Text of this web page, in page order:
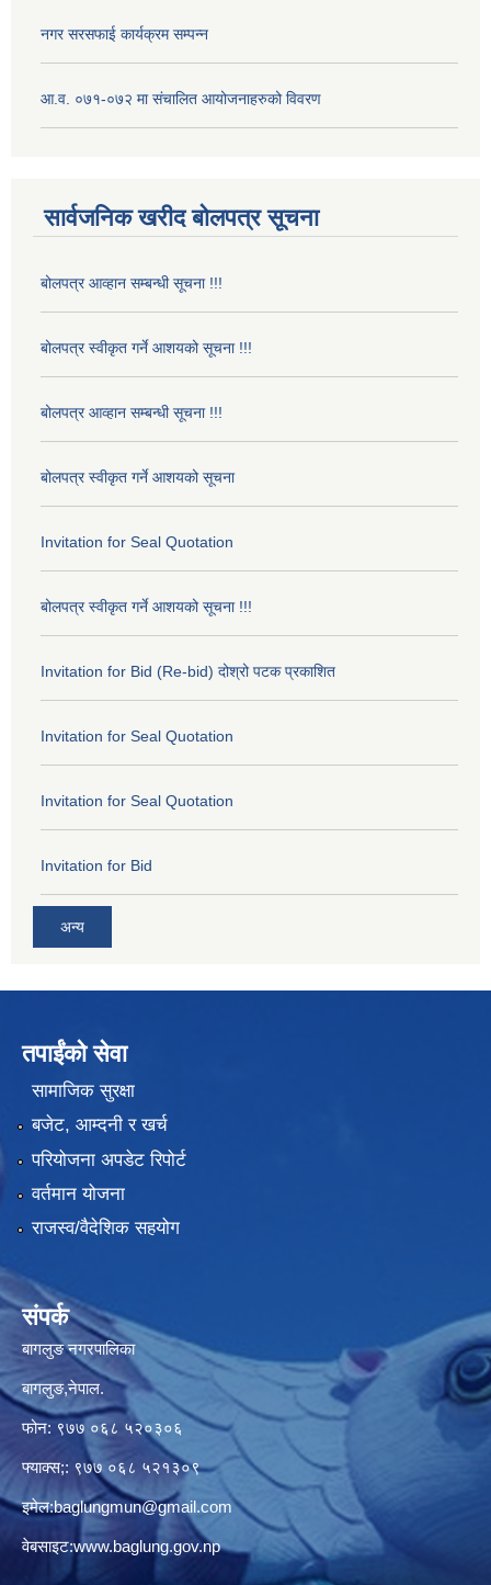
नगर सरसफाई कार्यक्रम सम्पन्न
आ.व. ०७१-०७२ मा संचालित आयोजनाहरुको विवरण
सार्वजनिक खरीद बोलपत्र सूचना
बोलपत्र आव्हान सम्बन्धी सूचना !!!
बोलपत्र स्वीकृत गर्ने आशयको सूचना !!!
बोलपत्र आव्हान सम्बन्धी सूचना !!!
बोलपत्र स्वीकृत गर्ने आशयको सूचना
Invitation for Seal Quotation
बोलपत्र स्वीकृत गर्ने आशयको सूचना !!!
Invitation for Bid (Re-bid) दोश्रो पटक प्रकाशित
Invitation for Seal Quotation
Invitation for Seal Quotation
Invitation for Bid
अन्य
तपाईंको सेवा
सामाजिक सुरक्षा
बजेट, आम्दनी र खर्च
परियोजना अपडेट रिपोर्ट
वर्तमान योजना
राजस्व/वैदेशिक सहयोग
संपर्क
बागलुङ नगरपालिका
बागलुङ,नेपाल.
फोन: ९७७ ०६८ ५२०३०६
फ्याक्स;: ९७७ ०६८ ५२१३०९
इमेल:baglungmun@gmail.com
वेबसाइट:www.baglung.gov.np